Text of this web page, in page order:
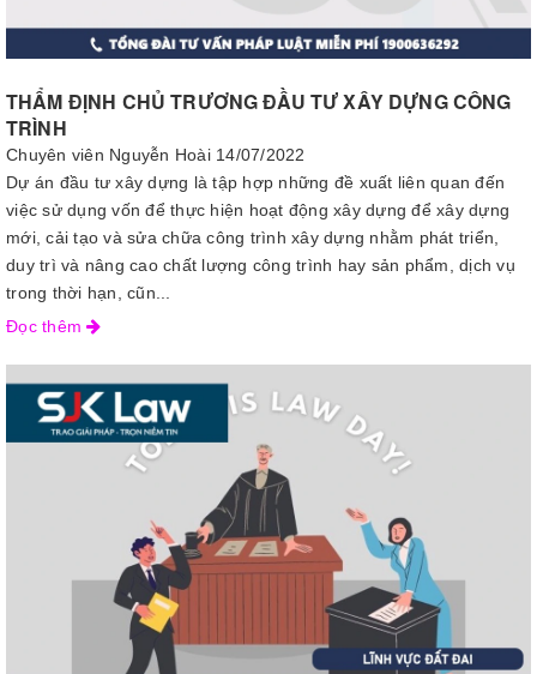
THẨM ĐỊNH CHỦ TRƯƠNG ĐẦU TƯ XÂY DỰNG CÔNG
TRÌNH
Chuyên viên Nguyễn Hoài 14/07/2022
Dự án đầu tư xây dựng là tập hợp những đề xuất liên quan đến
việc sử dụng vốn để thực hiện hoạt động xây dựng để xây dựng
mới, cải tạo và sửa chữa công trình xây dựng nhằm phát triển,
duy trì và nâng cao chất lượng công trình hay sản phẩm, dịch vụ
trong thời hạn, cũn...
Đọc thêm